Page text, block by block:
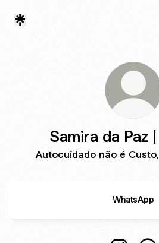
Samira da Paz
Autocuidado não é
WhatsApp